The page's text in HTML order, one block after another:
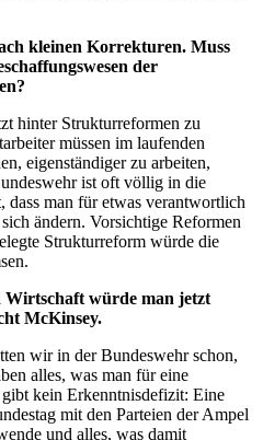
kleinen Korrekturen. Muss
der
hinter Strukturreformen zu
müssen im laufenden
eigenständiger zu arbeiten,
ist oft völlig in die
man für etwas verantwortlich
ändern. Vorsichtige Reformen
Strukturreform würde die
Wirtschaft würde man jetzt
McKinsey.
wir in der Bundeswehr schon,
alles, was man für eine
kein Erkenntnisdefizit: Eine
mit den Parteien der Ampel
und alles, was damit